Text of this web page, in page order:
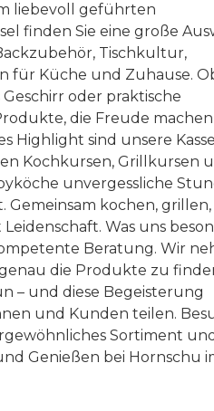
liebevoll geführten
finden Sie eine große
Tischkultur,
für Küche und Zuhause.
oder praktische
die Freude
Highlight sind unsere
Kochkursen, Grillkursen
unvergessliche
Gemeinsam kochen, grillen,
Was uns
Beratung. Wir
die Produkte zu
– und diese Begeisterung
und Kunden teilen.
Sortiment und
Genießen bei Hornschu